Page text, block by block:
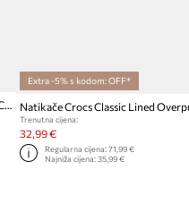
Kućne papuče Crocs Classic Buff Check Cozzzy Slipper
Extra -5% s kodom: OFF*
Trenutna cijena:
32,99 €
Regularna cijena: 71,99 €
Najniža cijena: 35,99 €